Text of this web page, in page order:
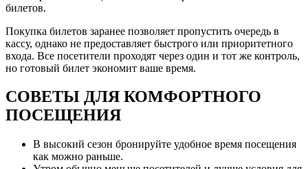
билетов.
Покупка билетов заранее позволяет пропустить очередь в
кассу, однако не предоставляет быстрого или приоритетного
входа. Все посетители проходят через один и тот же контроль,
но готовый билет экономит ваше время.
СОВЕТЫ ДЛЯ КОМФОРТНОГО
ПОСЕЩЕНИЯ
В высокий сезон бронируйте удобное время посещения
как можно раньше.